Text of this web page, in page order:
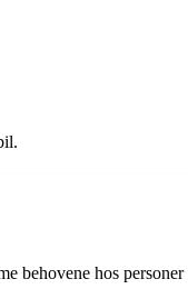
behovene hos personer